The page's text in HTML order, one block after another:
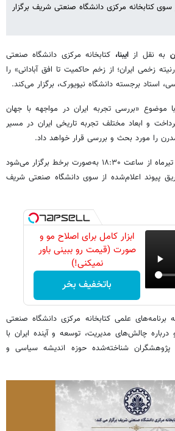
کتابخانه مرکزی دانشگاه صنعتی شریف برگزار
به نقل ازایبنا، کتابخانه مرکزی دانشگاه صنعتی
ایران؛ از زخم حاکمیت تا افق آبادانی» را
استاد برجسته دانشگاه نیویورک، برگزار می‌کند.
«بررسی تجربه ایران در مواجهه با جهان
و ابعاد مختلف تجربه تاریخی ایران در مسیر
را مورد بحث و بررسی قرار خواهد داد.
این نشست فردا پنج‌شنبه ۱۸ تیرماه از ساعت ۱۸:۳۰ به‌صورت برخط برگزار می‌شود
پیوند اعلام‌شده از سوی دانشگاه صنعتی شریف
ابزار کامل برای اصلاح مو و
صورت (قیمت رو ببینی باور
نمیکنی!)
باتخفیف بخر
علمی کتابخانه مرکزی دانشگاه صنعتی
چالش‌های مدیریت، توسعه و آینده ایران با
پژوهشگران شناخته‌شده حوزه اندیشه سیاسی و